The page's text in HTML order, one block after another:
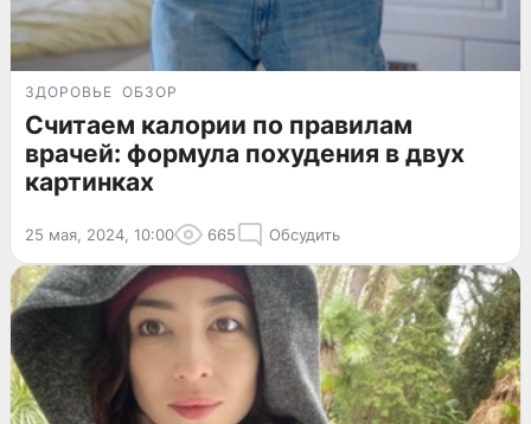
ЗДОРОВЬЕ ОБЗОР
Считаем калории по правилам
врачей: формула похудения в двух
картинках
25 мая, 2024, 10:00 665 Обсудить